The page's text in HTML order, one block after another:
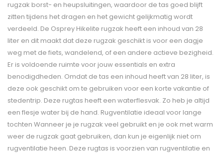
rugzak borst- en heupsluitingen, waardoor de tas goed blijft
zitten tijdens het dragen en het gewicht gelijkmatig wordt
verdeeld. De Osprey Hikelite rugzak heeft een inhoud van 28
liter en dit maakt dat deze rugzak geschikt is voor een dagje
weg met de fiets, wandelend, of een andere actieve bezigheid.
Er is voldoende ruimte voor jouw essentials en extra
benodigdheden. Omdat de tas een inhoud heeft van 28 liter, is
deze ook geschikt om te gebruiken voor een korte vakantie of
stedentrip. Deze rugtas heeft een waterflesvak. Zo heb je altijd
een flesje water bij de hand. Rugventilatie ideaal voor lange
tochten Wanneer je je rugzak veel gebruikt en je ook met warm
weer de rugzak gaat gebruiken, dan kun je eigenlijk niet om
rugventilatie heen. Deze rugtas is voorzien van rugventilatie en